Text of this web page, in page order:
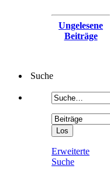
Ungelesene
Beiträge
Suche
Erweiterte
Suche